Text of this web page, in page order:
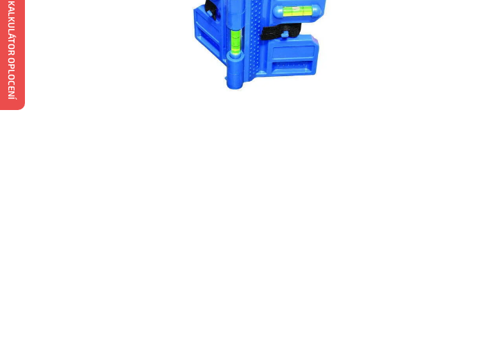
KALKULÁTOR OPLOCENÍ